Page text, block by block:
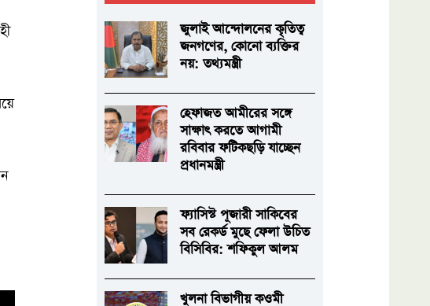
জুলাই আন্দোলনের কৃতিত্ব
জনগণের, কোনো ব্যক্তির
নয়: তথ্যমন্ত্রী
হেফাজত আমীরের সঙ্গে
সাক্ষাৎ করতে আগামী
রবিবার ফটিকছড়ি যাচ্ছেন
প্রধানমন্ত্রী
ফ্যাসিস্ট পূজারী সাকিবের
সব রেকর্ড মুছে ফেলা উচিত
বিসিবির: শফিকুল আলম
খুলনা বিভাগীয় কওমী